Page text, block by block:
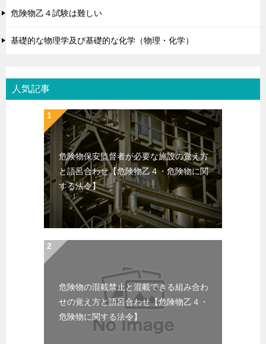
危険物乙４試験は難しい
基礎的な物理学及び基礎的な化学（物理・化学）
人気記事
危険物保安監督者が必要な施設の覚え方
と語呂合わせ【危険物乙４・危険物に関
する法令】
危険物の混載禁止と混載できる組み合わ
せの覚え方と語呂合わせ【危険物乙４・
危険物に関する法令】